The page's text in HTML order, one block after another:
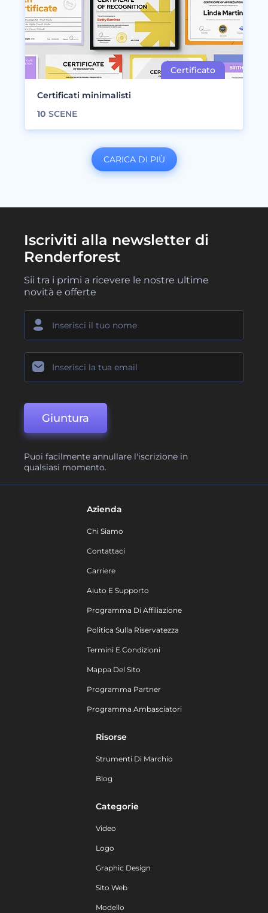
Certificati minimalisti
10 SCENE
CARICA DI PIÙ
Iscriviti alla newsletter di
Renderforest
Sii tra i primi a ricevere le nostre ultime
novità e offerte
Giuntura
Puoi facilmente annullare l'iscrizione in
qualsiasi momento.
Azienda
Chi Siamo
Contattaci
Carriere
Aiuto E Supporto
Programma Di Affiliazione
Politica Sulla Riservatezza
Termini E Condizioni
Mappa Del Sito
Programma Partner
Programma Ambasciatori
Risorse
Strumenti Di Marchio
Blog
Categorie
Video
Logo
Graphic Design
Sito Web
Modello